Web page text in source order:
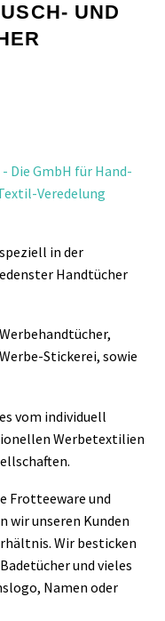
UND
in der
Handtücher
Stickerei, sowie
vom individuell
Werbetextilien
Frotteeware und
wir unseren Kunden
Wir besticken
und vieles
Namen oder